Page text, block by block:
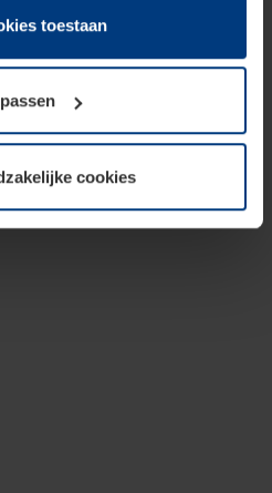
om cookies op uw
vereist is. Voor alle andere
benodigd. Uw
moment bij de uitleg van de
toestaan
cookies